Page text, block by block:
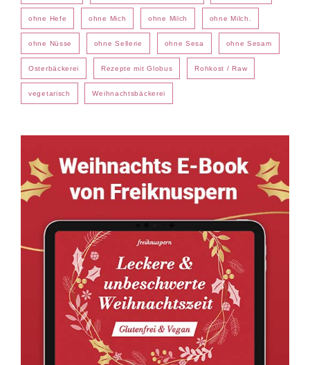
ohne Hefe ohne Mich ohne Milch ohne Milch.
ohne Nüsse ohne Sellerie ohne Sesa ohne Sesam
Osterbäckerei Rezepte mit Globus Rohkost / Raw
vegetarisch Weihnachtsbäckerei